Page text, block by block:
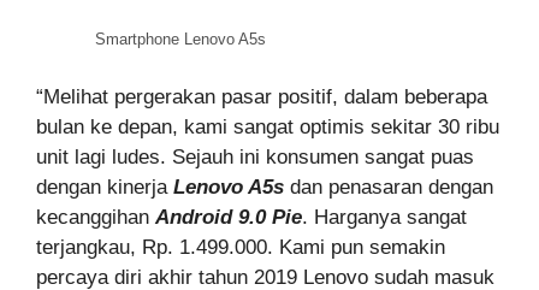
Smartphone Lenovo A5s
“Melihat pergerakan pasar positif, dalam beberapa
bulan ke depan, kami sangat optimis sekitar 30 ribu
unit lagi ludes. Sejauh ini konsumen sangat puas
dengan kinerja Lenovo A5s dan penasaran dengan
kecanggihan Android 9.0 Pie. Harganya sangat
terjangkau, Rp. 1.499.000. Kami pun semakin
percaya diri akhir tahun 2019 Lenovo sudah masuk